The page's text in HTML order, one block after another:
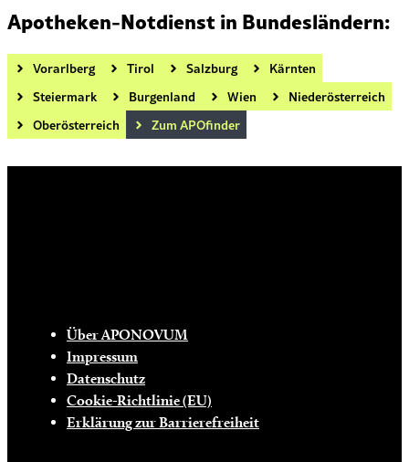
Apotheken-Notdienst in Bundesländern:
Vorarlberg Tirol Salzburg
Kärnten
Steiermark
Burgenland Wien
Niederösterreich
Oberösterreich
Zum APOfinder
Über APONOVUM
Impressum
Datenschutz
Cookie-Richtlinie (EU)
Erklärung zur Barrierefreiheit